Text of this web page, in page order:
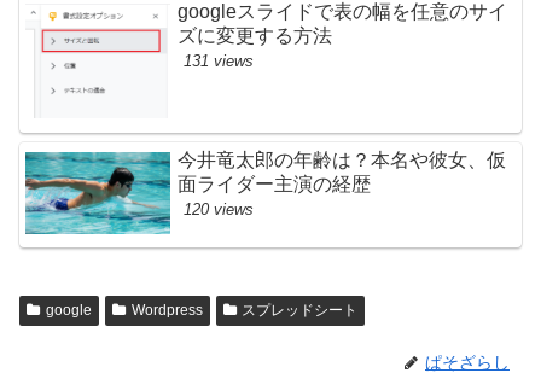
googleスライドで表の幅を任意のサイ
ズに変更する方法
131 views
今井竜太郎の年齢は？本名や彼女、仮
面ライダー主演の経歴
120 views
google Wordpress スプレッドシート
ぱそざらし